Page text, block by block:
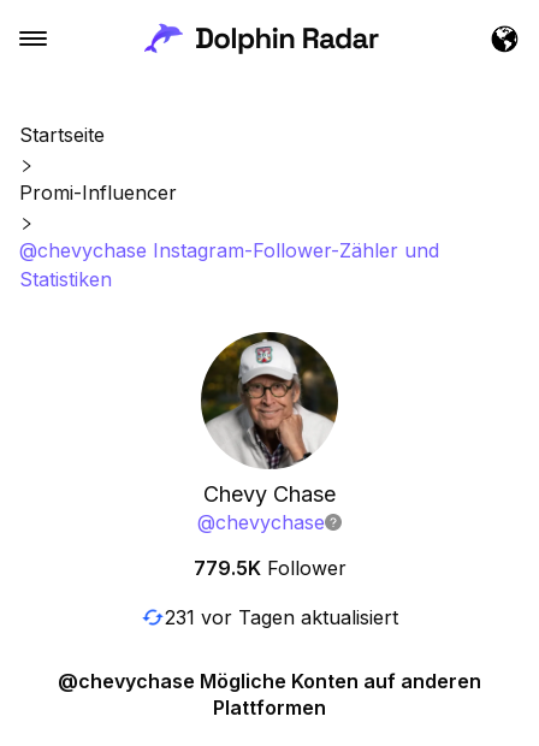
Startseite
Promi-Influencer
@chevychase Instagram-Follower-Zähler und
Statistiken
Chevy Chase
@chevychase
779.5K Follower
231 vor Tagen aktualisiert
@chevychase Mögliche Konten auf anderen
Plattformen